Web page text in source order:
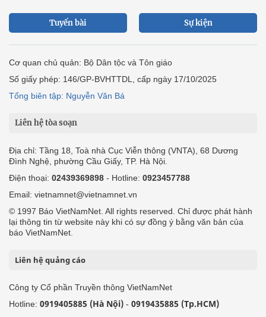
Tuyến bài Sự kiện
Cơ quan chủ quản: Bộ Dân tộc và Tôn giáo
Số giấy phép: 146/GP-BVHTTDL, cấp ngày 17/10/2025
Tổng biên tập: Nguyễn Văn Bá
Liên hệ tòa soạn
Địa chỉ: Tầng 18, Toà nhà Cục Viễn thông (VNTA), 68 Dương
Đình Nghệ, phường Cầu Giấy, TP. Hà Nội.
Điện thoại: 02439369898 - Hotline: 0923457788
Email: vietnamnet@vietnamnet.vn
© 1997 Báo VietNamNet. All rights reserved. Chỉ được phát hành
lại thông tin từ website này khi có sự đồng ý bằng văn bản của
báo VietNamNet.
Liên hệ quảng cáo
Công ty Cổ phần Truyền thông VietNamNet
Hotline: 0919405885 (Hà Nội) - 0919435885 (Tp.HCM)